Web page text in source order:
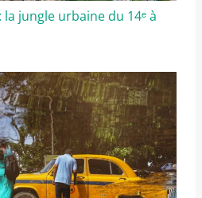
jungle urbaine du 14ᵉ à